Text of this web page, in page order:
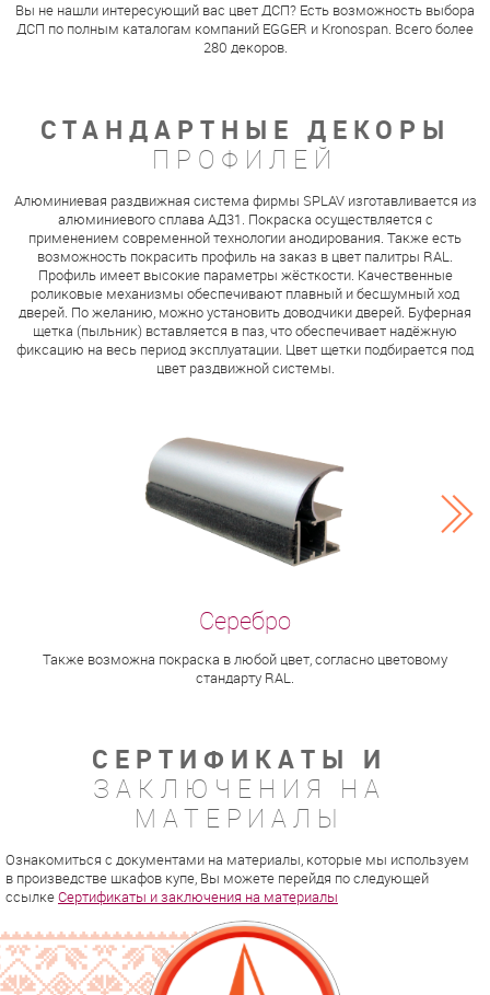
Вы не нашли интересующий вас цвет ДСП? Есть возможность выбора
ДСП по полным каталогам компаний EGGER и Kronospan. Всего более
280 декоров.
СТАНДАРТНЫЕ ДЕКОРЫ
ПРОФИЛЕЙ
Алюминиевая раздвижная система фирмы SPLAV изготавливается из
алюминиевого сплава АД31. Покраска осуществляется с
применением современной технологии анодирования. Также есть
возможность покрасить профиль на заказ в цвет палитры RAL.
Профиль имеет высокие параметры жёсткости. Качественные
роликовые механизмы обеспечивают плавный и бесшумный ход
дверей. По желанию, можно установить доводчики дверей. Буферная
щетка (пыльник) вставляется в паз, что обеспечивает надёжную
фиксацию на весь период эксплуатации. Цвет щетки подбирается под
цвет раздвижной системы.
Также возможна покраска в любой цвет, согласно цветовому
стандарту RAL.
СЕРТИФИКАТЫ И
ЗАКЛЮЧЕНИЯ НА
МАТЕРИАЛЫ
Ознакомиться с документами на материалы, которые мы используем
в произведстве шкафов купе, Вы можете перейдя по следующей
ссылкеСертификаты и заключения на материалы